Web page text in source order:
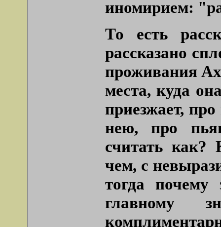
иномирием:
То есть
рассказано
проживания
места, куда
приезжает,
нею, про
считать
чем, с
тогда
главному